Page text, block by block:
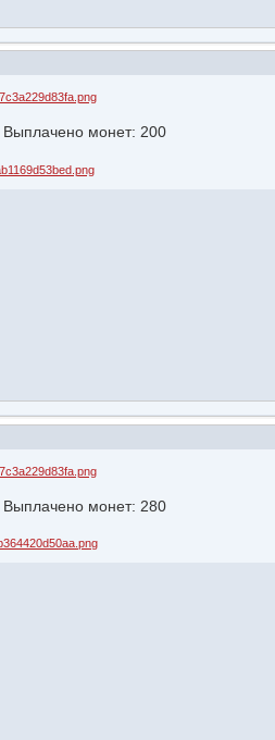
Выплачено монет: 200
Выплачено монет: 280